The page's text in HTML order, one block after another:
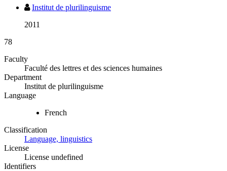
Institut de plurilinguisme
2011
78
Faculty
Faculté des lettres et des sciences humaines
Department
Institut de plurilinguisme
Language
French
Classification
Language, linguistics
License
License undefined
Identifiers